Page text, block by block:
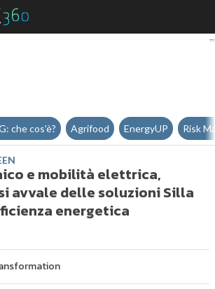
Tra fotovoltaico e mobilità
che cos'è? Agrifood EnergyUP Risk
e mobilità elettrica,
avvale delle soluzioni Silla
energetica